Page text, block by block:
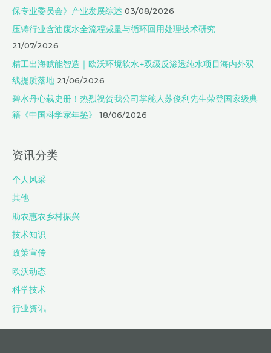
保专业委员会》产业发展综述 03/08/2026
压铸行业含油废水全流程减量与循环回用处理技术研究
21/07/2026
精工出海赋能智造｜欧沃环境软水+双级反渗透纯水项目海内外双
线提质落地 21/06/2026
碧水丹心载史册！热烈祝贺我公司掌舵人苏俊利先生荣登国家级典
籍《中国科学家年鉴》
18/06/2026
资讯分类
个人风采
其他
助农惠农乡村振兴
技术知识
政策宣传
欧沃动态
科学技术
行业资讯